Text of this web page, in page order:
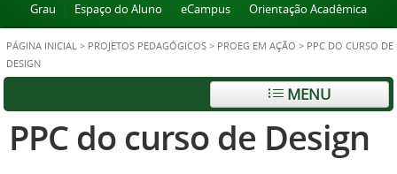
Grau
Espaço do Aluno eCampus Orientação Acadêmica
PÁGINA INICIAL > PROJETOS PEDAGÓGICOS > PROEG EM AÇÃO > PPC DO CURSO DE
DESIGN
MENU
PPC do curso de Design